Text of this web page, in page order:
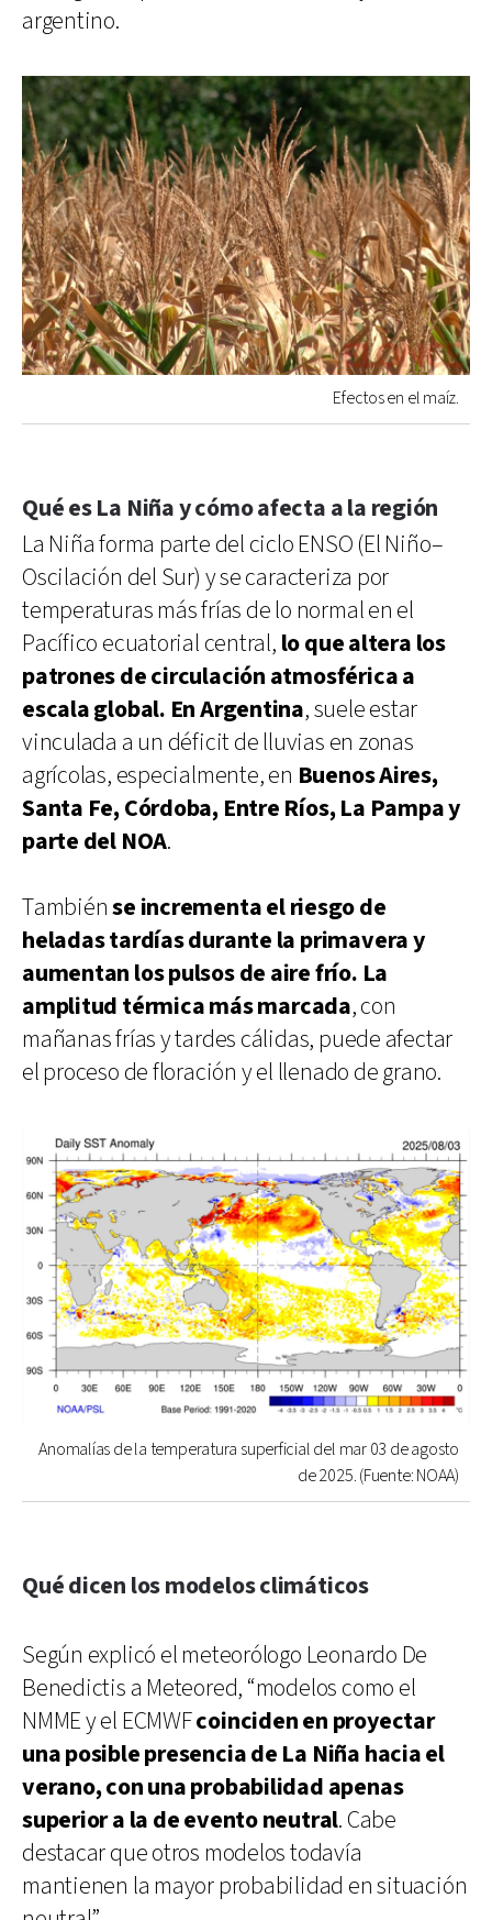
argentino.
Efectos en el maíz.
Qué es La Niña y cómo afecta a la región
La Niña forma parte del ciclo ENSO (El Niño–
Oscilación del Sur) y se caracteriza por
temperaturas más frías de lo normal en el
Pacífico ecuatorial central, lo que altera los
patrones de circulación atmosférica a
escala global. En Argentina, suele estar
vinculada a un déficit de lluvias en zonas
agrícolas, especialmente, en Buenos Aires,
Santa Fe, Córdoba, Entre Ríos, La Pampa y
parte del NOA.
Tambiénse incrementa el riesgo de
heladas tardías durante la primavera y
aumentan los pulsos de aire frío. La
amplitud térmica más marcada, con
mañanas frías y tardes cálidas, puede afectar
el proceso de floración y el llenado de grano.
Anomalías de la temperatura superficial del mar 03 de agosto
de 2025. (Fuente: NOAA)
Qué dicen los modelos climáticos
Según explicó el meteorólogo Leonardo De
Benedictis a Meteored, “modelos como el
NMME y el ECMWFcoinciden en proyectar
una posible presencia de La Niña hacia el
verano, con una probabilidad apenas
superior a la de evento neutral. Cabe
destacar que otros modelos todavía
mantienen la mayor probabilidad en situación